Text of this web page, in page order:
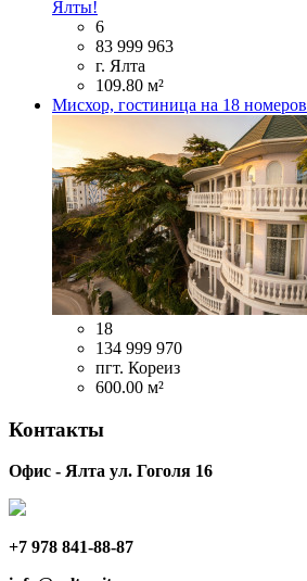
6
83 999 963
г. Ялта
109.80 м²
Мисхор, гостиница на 18 номеров
18
134 999 970
пгт. Кореиз
600.00 м²
Контакты
Офис - Ялта ул. Гоголя 16
+7 978 841-88-87